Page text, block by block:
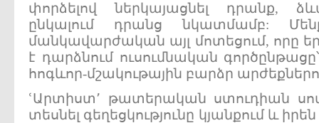
փորձելով ներկայացնել դրանք,
ընկալում դրանց նկատմամբ:
մանկավարժական այլ մոտեցում, որը
է դարձնում ուսումնական
հոգևոր-մշակութային բարձր
ՙԱրտիստ՚ թատերական ստուդիան
տեսնել գեղեցկությունը կյանքում և